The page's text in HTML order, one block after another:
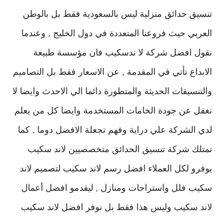
تنسيق حدائق منزلية ليس بالسعودية فقط بل بالوطن
العربي حيث فروعنا المتعددة في دول الخليج , وعندما
نقول افضل شركة لا ندسكيب فان مؤسسة طبيعة
الابداع تأتي في المقدمة , عن الاسعار فقط بل التصاميم
والتنسيقات الحديثة والمتطورة دائما الي الاحدث وايضا لا
نغفل عن جودة الخامات المستخدمة وايضا كل من يعلم
لدي الشركة علي دراية وفهم تجعلة الافضل دوما , كما
تمتلك شركة تنسيق الحدائق متخصصيين لاند سكيب
يوفرو لكل العملاء افضل رسم لاند سكيب لتصميم لاند
سكيب فلل واستراحات ومنازل , ليقدمو افضل أعمال
لاند سكيب وليس هذا فقط بل نوفر افضل لاند سكيب